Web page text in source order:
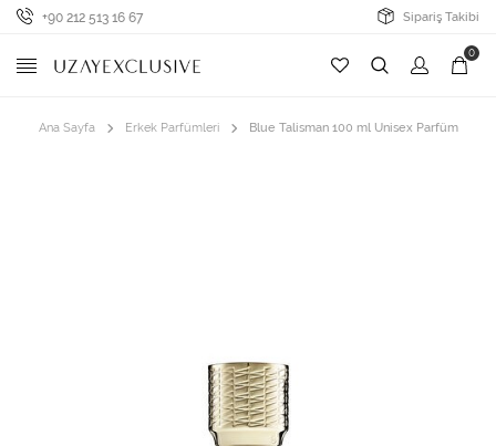
+90 212 513 16 67 Sipariş Takibi
0
Ana Sayfa Erkek Parfümleri Blue Talisman 100 ml Unisex Parfüm